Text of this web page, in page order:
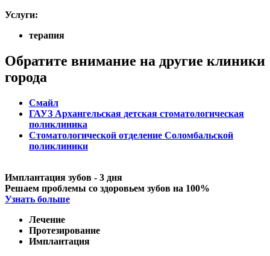
Услуги:
терапия
Обратите внимание на другие клиники
города
Смайл
ГАУЗ Архангельская детская стоматологическая
поликлиника
Стоматологической отделение Соломбальской
поликлиники
Имплантация зубов - 3 дня
Решаем проблемы со здоровьем зубов на 100%
Узнать больше
Лечение
Протезирование
Имплантация